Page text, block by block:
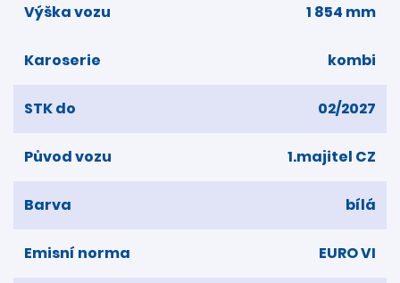
Výška vozu 1 854 mm
Karoserie kombi
STK do 02/2027
Původ vozu 1.majitel CZ
Barva bílá
Emisní norma EURO VI